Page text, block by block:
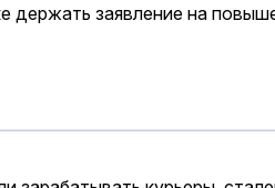
заявление на